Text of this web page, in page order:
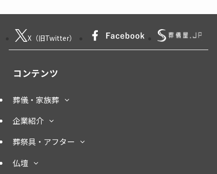
X（旧Twitter）
コンテンツ
葬儀・家族葬
企業紹介
葬祭具・アフター
仏壇